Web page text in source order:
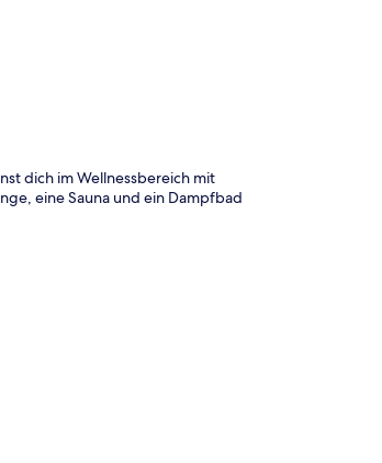
dich im Wellnessbereich mit
eine Sauna und ein Dampfbad